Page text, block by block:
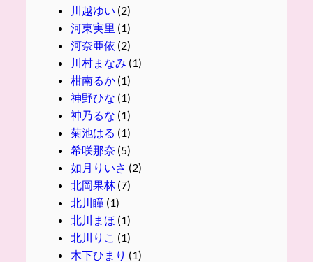
川越ゆい (2)
河東実里 (1)
河奈亜依 (2)
川村まなみ (1)
柑南るか(1)
神野ひな (1)
神乃るな (1)
菊池はる (1)
希咲那奈 (5)
如月りいさ (2)
北岡果林 (7)
北川瞳(1)
北川まほ (1)
北川りこ (1)
木下ひまり (1)